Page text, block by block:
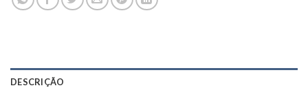
DESCRIÇÃO